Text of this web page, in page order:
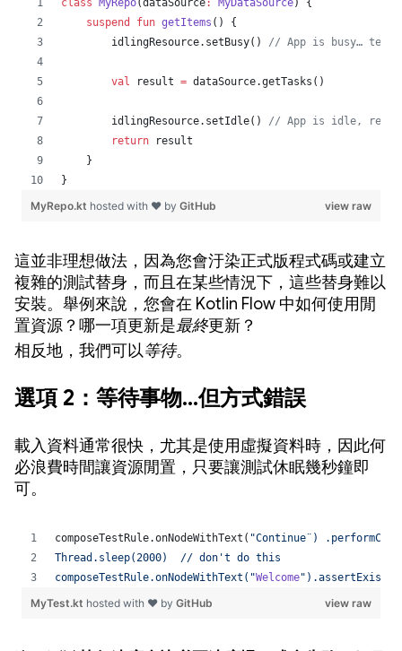
這並非理想做法，因為您會汙染正式版程式碼或建立
複雜的測試替身，而且在某些情況下，這些替身難以
安裝。舉例來說，您會在 Kotlin Flow 中如何使用閒
置資源？哪一項更新是最終更新？
相反地，我們可以等待。
選項 2：等待事物…但方式錯誤
載入資料通常很快，尤其是使用虛擬資料時，因此何
必浪費時間讓資源閒置，只要讓測試休眠幾秒鐘即
可。